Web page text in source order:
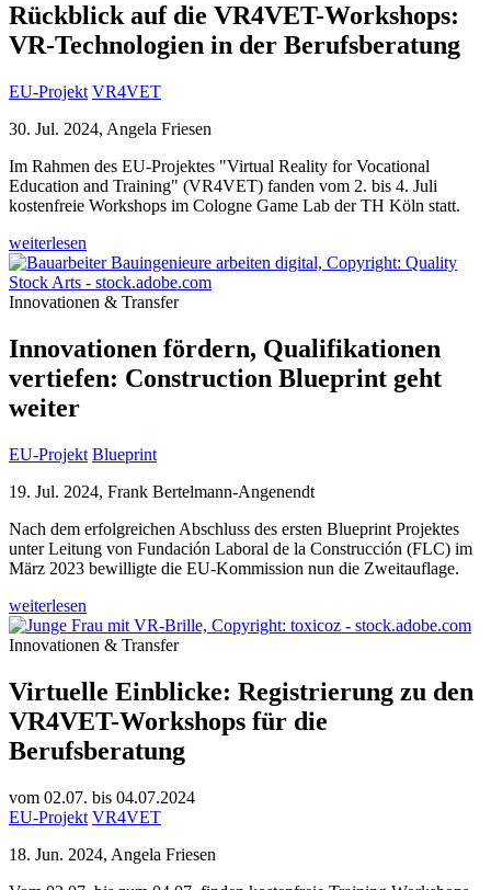
Rückblick auf die VR4VET-Workshops:
VR-Technologien in der Berufsberatung
EU-Projekt VR4VET
30. Jul. 2024, Angela Friesen
Im Rahmen des EU-Projektes "Virtual Reality for Vocational
Education and Training" (VR4VET) fanden vom 2. bis 4. Juli
kostenfreie Workshops im Cologne Game Lab der TH Köln statt.
weiterlesen
Innovationen & Transfer
Innovationen fördern, Qualifikationen
vertiefen: Construction Blueprint geht
weiter
EU-Projekt Blueprint
19. Jul. 2024, Frank Bertelmann-Angenendt
Nach dem erfolgreichen Abschluss des ersten Blueprint Projektes
unter Leitung von Fundación Laboral de la Construcción (FLC) im
März 2023 bewilligte die EU-Kommission nun die Zweitauflage.
weiterlesen
Innovationen & Transfer
Virtuelle Einblicke: Registrierung zu den
VR4VET-Workshops für die
Berufsberatung
vom 02.07. bis 04.07.2024
EU-Projekt VR4VET
18. Jun. 2024, Angela Friesen